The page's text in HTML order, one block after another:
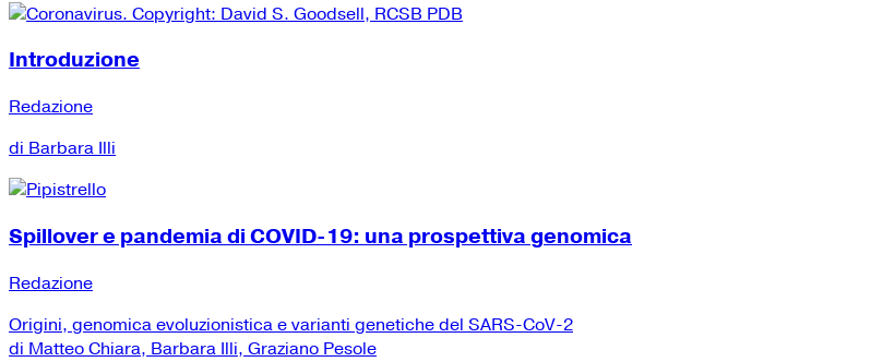
Introduzione
Redazione
di Barbara Illi
Spillover e pandemia di COVID-19: una prospettiva genomica
Redazione
Origini, genomica evoluzionistica e varianti genetiche del SARS-CoV-2
di Matteo Chiara, Barbara Illi, Graziano Pesole